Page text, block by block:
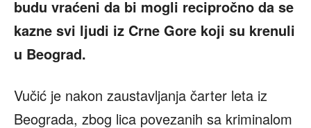
budu vraćeni da bi mogli recipročno da se
kazne svi ljudi iz Crne Gore koji su krenuli
u Beograd.
Vučić je nakon zaustavljanja čarter leta iz
Beograda, zbog lica povezanih sa kriminalom